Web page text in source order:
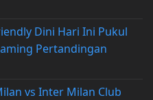
Dini Hari Ini Pukul
Pertandingan
vs Inter Milan Club